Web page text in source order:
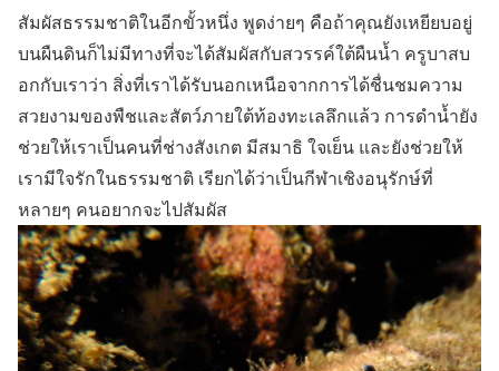
สัมผัสธรรมชาติในอีกขั้วหนึ่ง พูดง่ายๆ คือถ้าคุณยังเหยียบอยู่
บนผืนดินก็ไม่มีทางที่จะได้สัมผัสกับสวรรค์ใต้ผืนน้ำ ครูบาสบ
อกกับเราว่า สิ่งที่เราได้รับนอกเหนือจากการได้ชื่นชมความ
สวยงามของพืชและสัตว์ภายใต้ท้องทะเลลึกแล้ว การดำน้ำยัง
ช่วยให้เราเป็นคนที่ช่างสังเกต มีสมาธิ ใจเย็น และยังช่วยให้
เรามีใจรักในธรรมชาติ เรียกได้ว่าเป็นกีฬาเชิงอนุรักษ์ที่
หลายๆ คนอยากจะไปสัมผัส